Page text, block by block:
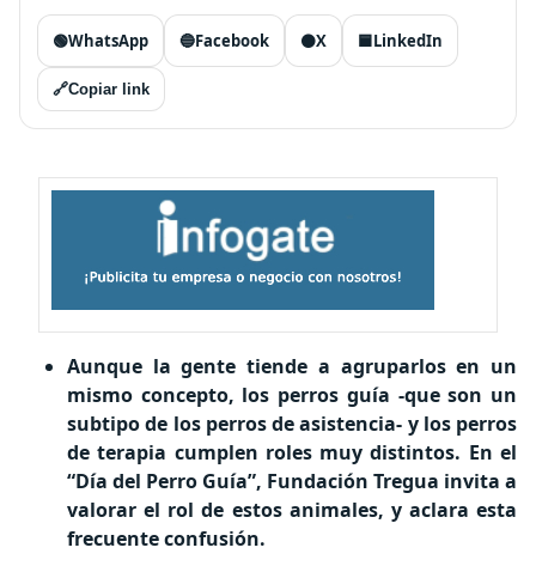
🟢WhatsApp 🔵Facebook ⚫X 🟦LinkedIn
🔗Copiar link
Aunque la gente tiende a agruparlos en un
mismo concepto, los perros guía -que son un
subtipo de los perros de asistencia- y los perros
de terapia cumplen roles muy distintos. En el
“Día del Perro Guía”, Fundación Tregua invita a
valorar el rol de estos animales, y aclara esta
frecuente confusión.